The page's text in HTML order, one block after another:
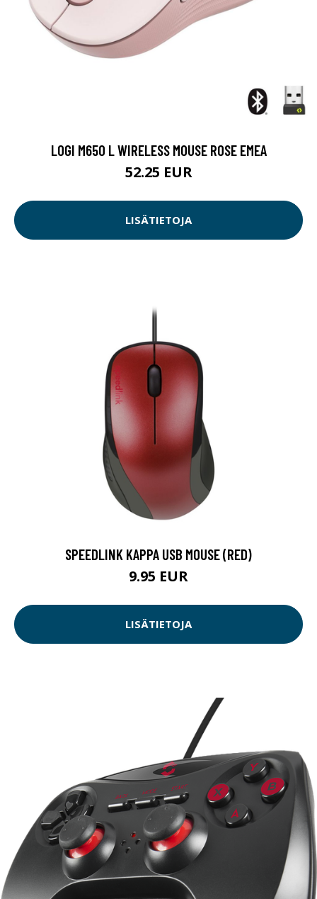
LOGI M650 L WIRELESS MOUSE ROSE EMEA
52.25 EUR
LISÄTIETOJA
SPEEDLINK KAPPA USB MOUSE (RED)
9.95 EUR
LISÄTIETOJA